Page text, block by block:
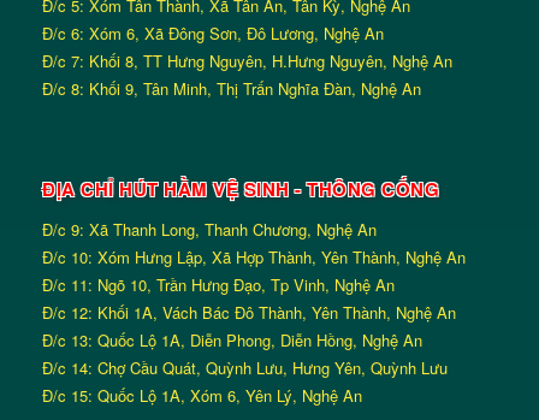
Đ/c 5: Xóm Tân Thành, Xã Tân An, Tân Kỳ, Nghệ An
Đ/c 6: Xóm 6, Xã Đông Sơn, Đô Lương, Nghệ An
Đ/c 7: Khối 8, TT Hưng Nguyên, H.Hưng Nguyên, Nghệ An
Đ/c 8: Khối 9, Tân Minh, Thị Trấn Nghĩa Đàn, Nghệ An
ĐỊA CHỈ HÚT HẦM VỆ SINH - THÔNG CỐNG
Đ/c 9: Xã Thanh Long, Thanh Chương, Nghệ An
Đ/c 10: Xóm Hưng Lập, Xã Hợp Thành, Yên Thành, Nghệ An
Đ/c 11: Ngõ 10, Trần Hưng Đạo, Tp Vinh, Nghệ An
Đ/c 12: Khối 1A, Vách Bác Đô Thành, Yên Thành, Nghệ An
Đ/c 13: Quốc Lộ 1A, Diễn Phong, Diễn Hồng, Nghệ An
Đ/c 14: Chợ Cầu Quát, Quỳnh Lưu, Hưng Yên, Quỳnh Lưu
Đ/c 15: Quốc Lộ 1A, Xóm 6, Yên Lý, Nghệ An